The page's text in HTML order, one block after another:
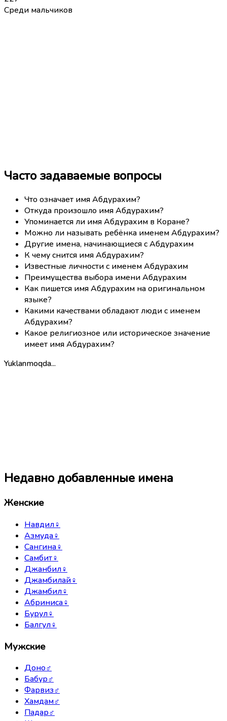
Среди мальчиков
Часто задаваемые вопросы
Что означает имя Абдурахим?
Откуда произошло имя Абдурахим?
Упоминается ли имя Абдурахим в Коране?
Можно ли называть ребёнка именем Абдурахим?
Другие имена, начинающиеся с Абдурахим
К чему снится имя Абдурахим?
Известные личности с именем Абдурахим
Преимущества выбора имени Абдурахим
Как пишется имя Абдурахим на оригинальном
языке?
Какими качествами обладают люди с именем
Абдурахим?
Какое религиозное или историческое значение
имеет имя Абдурахим?
Yuklanmoqda...
Недавно добавленные имена
Женские
Навдил♀
Азмуда♀
Сангина♀
Самбит♀
Джанбил♀
Джамбилай♀
Джамбил♀
Абриниса♀
Бурул♀
Балгул♀
Мужские
Доно♂
Бабур♂
Фарвиз♂
Хамдам♂
Падар♂